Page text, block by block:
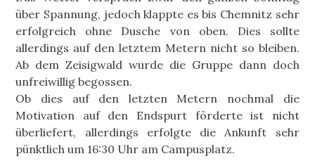
über Spannung, jedoch klappte es bis Chemnitz sehr
erfolgreich ohne Dusche von oben. Dies sollte
allerdings auf den letztem Metern nicht so bleiben.
Ab dem Zeisigwald wurde die Gruppe dann doch
unfreiwillig begossen.
Ob dies auf den letzten Metern nochmal die
Motivation auf den Endspurt förderte ist nicht
überliefert, allerdings erfolgte die Ankunft sehr
pünktlich um 16:30 Uhr am Campusplatz.